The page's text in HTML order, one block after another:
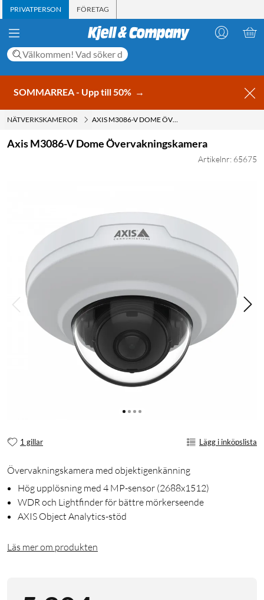
PRIVATPERSON FÖRETAG
SOMMARREA - Upp till 50% →
NÄTVERKSKAMEROR AXIS M3086-V DOME ÖVERVAKNINGSKAMERA
Axis M3086-V Dome Övervakningskamera
Artikelnr: 65675
1 gillar Lägg i inköpslista
Övervakningskamera med objektigenkänning
Hög upplösning med 4 MP-sensor (2688x1512)
WDR och Lightfinder för bättre mörkerseende
AXIS Object Analytics-stöd
Läs mer om produkten